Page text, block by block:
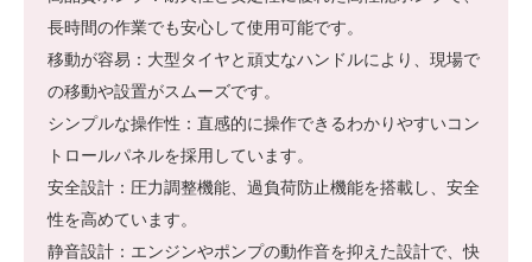
長時間の作業でも安心して使用可能です。
移動が容易：大型タイヤと頑丈なハンドルにより、現場で
の移動や設置がスムーズです。
シンプルな操作性：直感的に操作できるわかりやすいコン
トロールパネルを採用しています。
安全設計：圧力調整機能、過負荷防止機能を搭載し、安全
性を高めています。
静音設計：エンジンやポンプの動作音を抑えた設計で、快